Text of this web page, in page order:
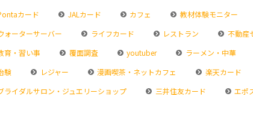
カード
JALカード カフェ 教材体験モニター
ォーターサーバー
ライフカード レストラン 不動産
育・習い事
覆面調査 youtuber ラーメン・中華
験
レジャー 漫画喫茶・ネットカフェ 楽天カード
ライダルサロン・ジュエリーショップ
三井住友カード エポ